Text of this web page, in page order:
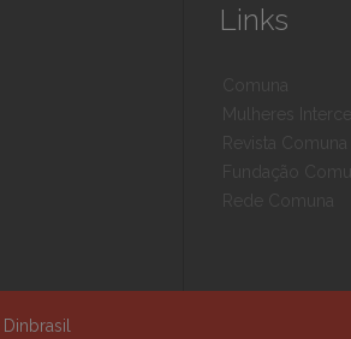
Links
Dinbrasil